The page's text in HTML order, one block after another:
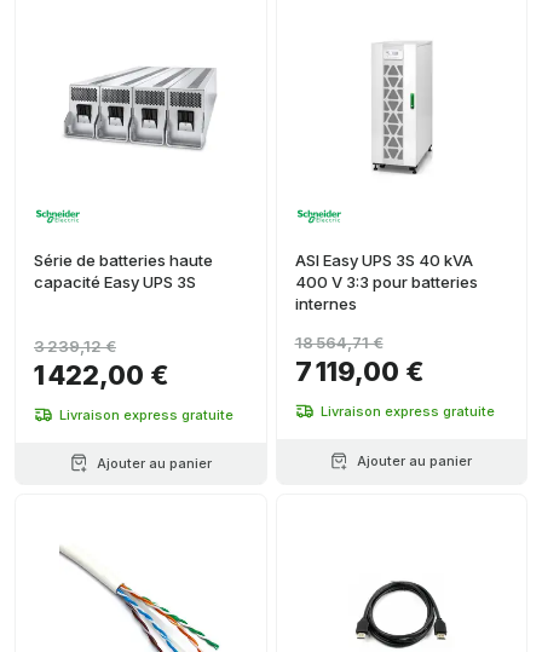
Série de batteries haute
capacité Easy UPS 3S
1 422,00 €
3 239,12 €
Livraison express gratuite
Ajouter au panier
ASI Easy UPS 3S 40 kVA
400 V 3:3 pour batteries
internes
7 119,00 €
18 564,71 €
Livraison express gratuite
Ajouter au panier